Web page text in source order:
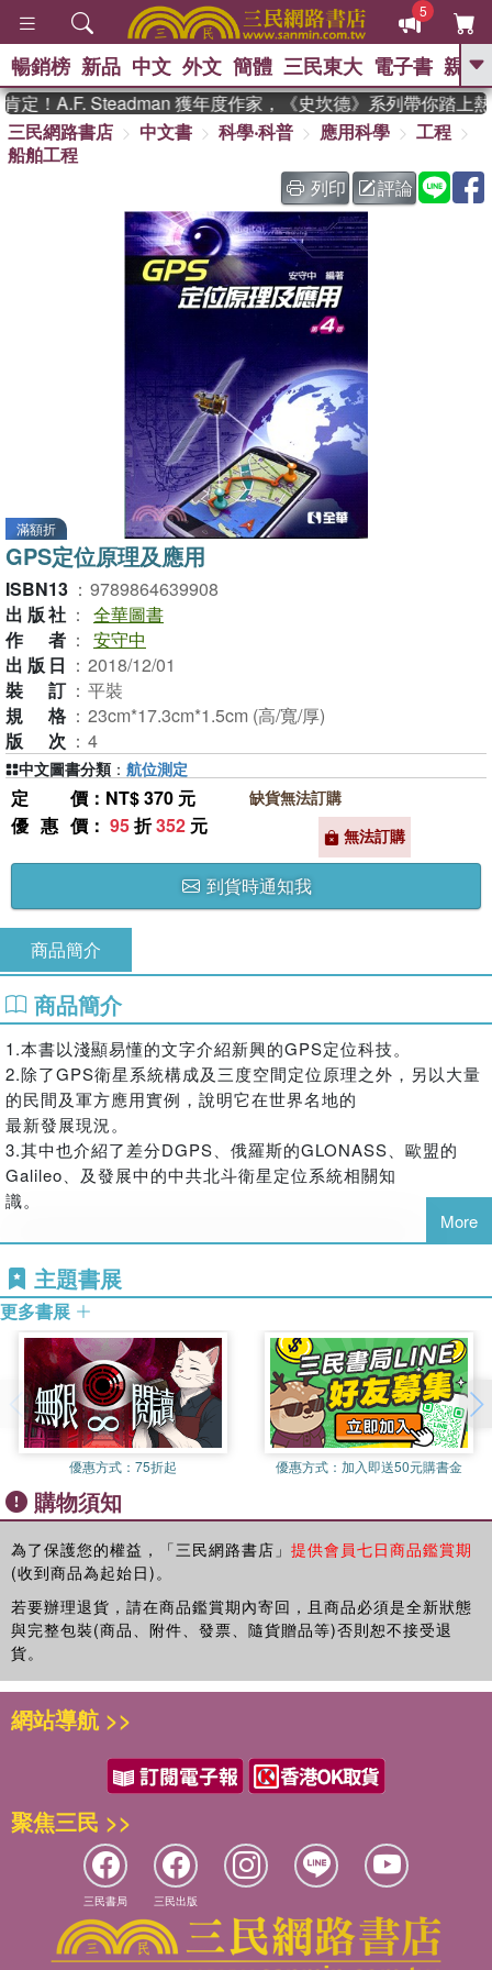
5
GO
熱搜： 東野圭吾 、 The Odyssey 、
國際布克獎 臺灣漫遊錄 、
方
台灣的李登輝時代 、 數學女
孩：黎曼猜想 、 偉大的迷走神經
暢銷榜 新品 中文 外文 簡體 三民東大 電子書 親子
！A.F. Steadman 獲年度作家，《史坎德》系列帶你踏上熱
三民網路書店
中文書 科學‧科普 應用科學
工程
船舶工程
列印
評論
滿額折
GPS定位原理及應用
ISBN13 ： 9789864639908
出版社 ： 全華圖書
作者 ： 安守中
出版日 ： 2018/12/01
裝訂 ： 平裝
規格 ： 23cm*17.3cm*1.5cm (高/寬/厚)
版次 ： 4
定價 ：NT$ 370 元
優惠價 ： 95折352 元
到貨時通知我
缺貨無法訂購
無法訂購
中文圖書分類 ： 航位測定
商品簡介
商品簡介
1.本書以淺顯易懂的文字介紹新興的GPS定位科技。
2.除了GPS衛星系統構成及三度空間定位原理之外，另以大量
的民間及軍方應用實例，說明它在世界名地的
最新發展現況。
3.其中也介紹了差分DGPS、俄羅斯的GLONASS、歐盟的
Galileo、及發展中的中共北斗衛星定位系統相關知
識。
More
主題書展
更多書展
優惠方式： 75折起 優惠方式： 加入即送50元購書金
購物須知
為了保護您的權益，「三民網路書店」 提供會員七日商品鑑賞期
(收到商品為起始日)。
若要辦理退貨，請在商品鑑賞期內寄回，且商品必須是全新狀態
與完整包裝(商品、附件、發票、隨貨贈品等)否則恕不接受退
貨。
網站導航 >>
聚焦三民 >>
三民書局 三民出版